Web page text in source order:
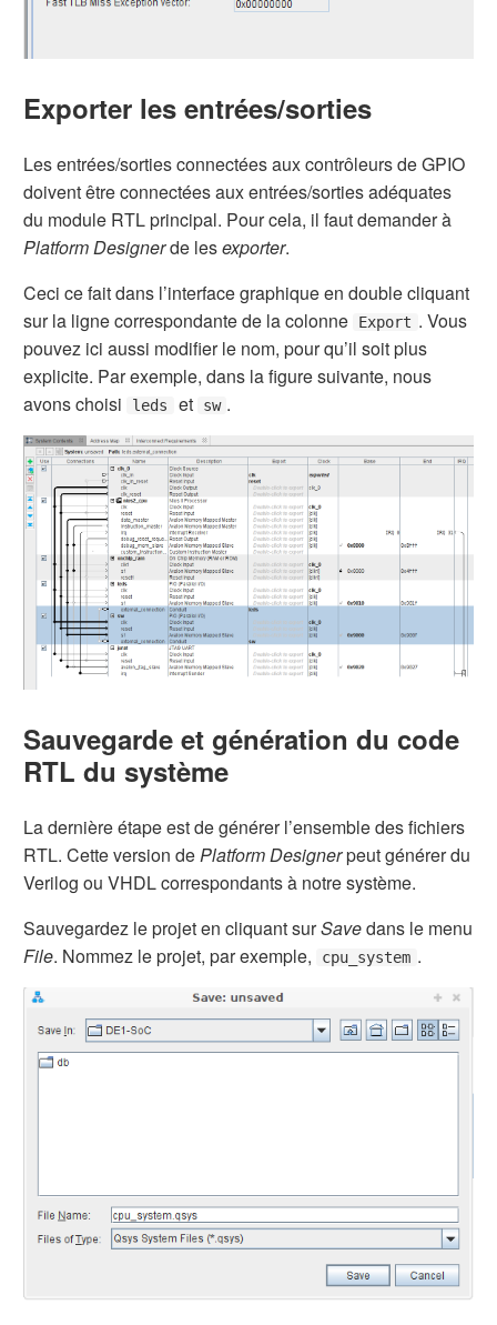
Exporter les entrées/sorties
Les entrées/sorties connectées aux contrôleurs de GPIO
doivent être connectées aux entrées/sorties adéquates
du module RTL principal. Pour cela, il faut demander à
Platform Designerde lesexporter.
Ceci ce fait dans l’interface graphique en double cliquant
sur la ligne correspondante de la colonne
Export . Vous
pouvez ici aussi modifier le nom, pour qu’il soit plus
explicite. Par exemple, dans la figure suivante, nous
avons choisi
leds et sw .
Sauvegarde et génération du code
RTL du système
La dernière étape est de générer l’ensemble des fichiers
RTL. Cette version dePlatform Designerpeut générer du
Verilog ou VHDL correspondants à notre système.
Sauvegardez le projet en cliquant surSavedans le menu
File. Nommez le projet, par exemple, cpu_system .